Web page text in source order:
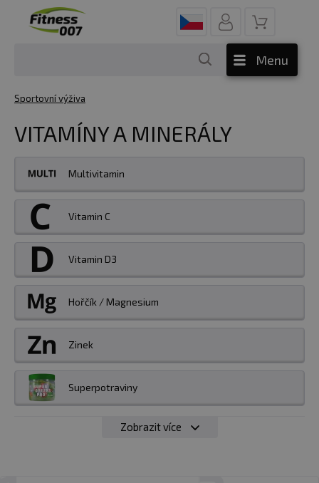
Menu
Sportovní výživa
VITAMÍNY A MINERÁLY
Multivitamin
Vitamin C
Vitamin D3
Hořčík / Magnesium
Zinek
Superpotraviny
Zobrazit více